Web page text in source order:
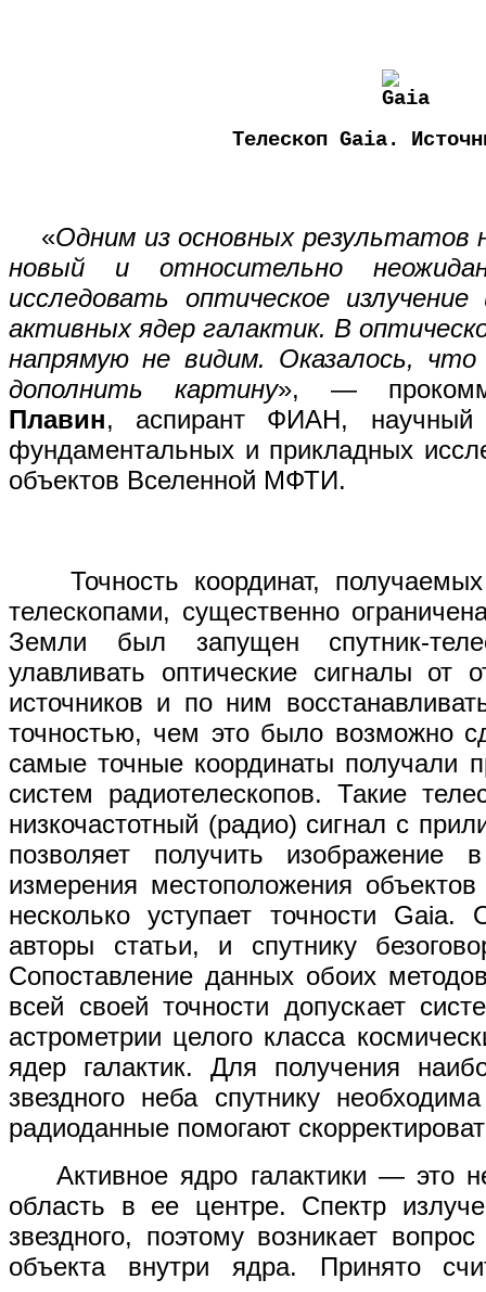
Телескоп Gaia.
«Одним из основных
новый и относительно
исследовать оптическое
активных ядер галактик. В
напрямую не видим. Оказалось,
дополнить картину», —
Плавин, аспирант ФИАН, научный
фундаментальных и прикладных
объектов Вселенной МФТИ.
Точность координат,
телескопами, существенно
Земли был запущен спутник-
улавливать оптические сигналы от
источников и по ним
точностью, чем это было возможно
самые точные координаты получали
систем радиотелескопов. Такие
низкочастотный (радио) сигнал с
позволяет получить изображение
измерения местоположения
несколько уступает точности
авторы статьи, и спутнику
Сопоставление данных обоих
всей своей точности допускает
астрометрии целого класса
ядер галактик. Для получения
звездного неба спутнику
радиоданные помогают
Активное ядро галактики — это
область в ее центре. Спектр
звездного, поэтому возникает
объекта внутри ядра. Принято